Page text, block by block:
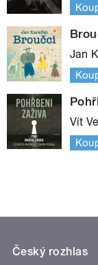
Jan
Vít
Český rozhlas